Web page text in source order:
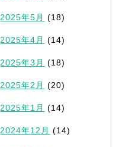
2025年5月 (18)
2025年4月 (14)
2025年3月 (18)
2025年2月 (20)
2025年1月 (14)
2024年12月 (14)